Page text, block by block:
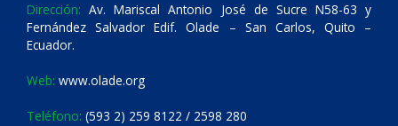
Dirección: Av. Mariscal Antonio José de Sucre N58-63 y
Fernández Salvador Edif. Olade – San Carlos, Quito –
Ecuador.
Web: www.olade.org
Teléfono: (593 2) 259 8122 / 2598 280